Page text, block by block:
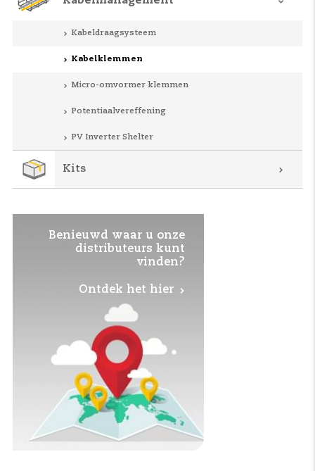
Kabeldraagsysteem
Kabelklemmen
Micro-omvormer klemmen
Potentiaalvereffening
PV Inverter Shelter
Kits
Benieuwd waar u onze
distributeurs kunt
vinden?
Ontdek het hier